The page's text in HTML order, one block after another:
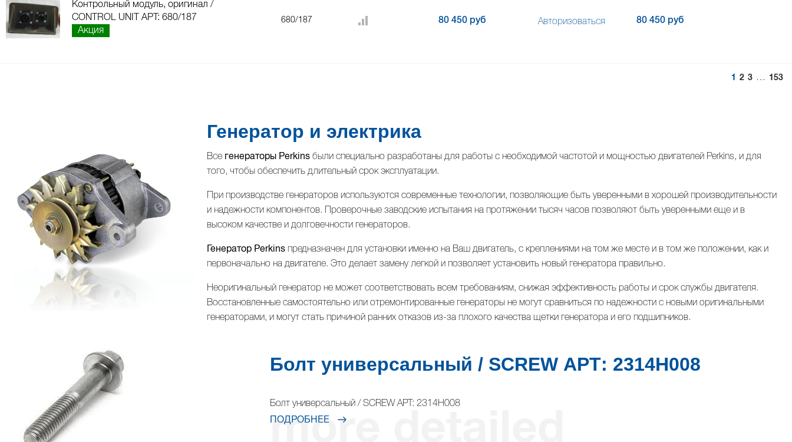
Контрольный модуль, оригинал /
CONTROL UNIT АРТ: 680/187
Акция
680/187 80 450 руб Авторизоваться 80 450 руб
1 2 3 … 153
Генератор и электрика
Все генераторы Perkins были специально разработаны для работы c необходимой частотой и мощностью двигателей Perkins, и для
того, чтобы обеспечить длительный срок эксплуатации.
При производстве генераторов используются современные технологии, позволяющие быть уверенными в хорошей производительности
и надежности компонентов. Проверочные заводские испытания на протяжении тысяч часов позволяют быть уверенными еще и в
высоком качестве и долговечности генераторов.
Генератор Perkins предназначен для установки именно на Ваш двигатель, с креплениями на том же месте и в том же положении, как и
первоначально на двигателе. Это делает замену легкой и позволяет установить новый генератора правильно.
Неоригинальный генератор не может соответствовать всем требованиям, снижая эффективность работы и срок службы двигателя.
Восстановленные самостоятельно или отремонтированные генераторы не могут сравниться по надежности с новыми оригинальными
генераторами, и могут стать причиной ранних отказов из-за плохого качества щетки генератора и его подшипников.
Болт универсальный / SCREW АРТ: 2314H008
Болт универсальный / SCREW АРТ: 2314H008
ПОДРОБНЕЕ